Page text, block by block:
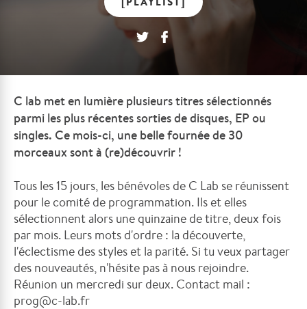
C lab met en lumière plusieurs titres sélectionnés
parmi les plus récentes sorties de disques, EP ou
singles. Ce mois-ci, une belle fournée de 30
morceaux sont à (re)découvrir !
Tous les 15 jours, les bénévoles de C Lab se réunissent
pour le comité de programmation. Ils et elles
sélectionnent alors une quinzaine de titre, deux fois
par mois. Leurs mots d'ordre : la découverte,
l'éclectisme des styles et la parité. Si tu veux partager
des nouveautés, n'hésite pas à nous rejoindre.
Réunion un mercredi sur deux. Contact mail :
prog@c-lab.fr